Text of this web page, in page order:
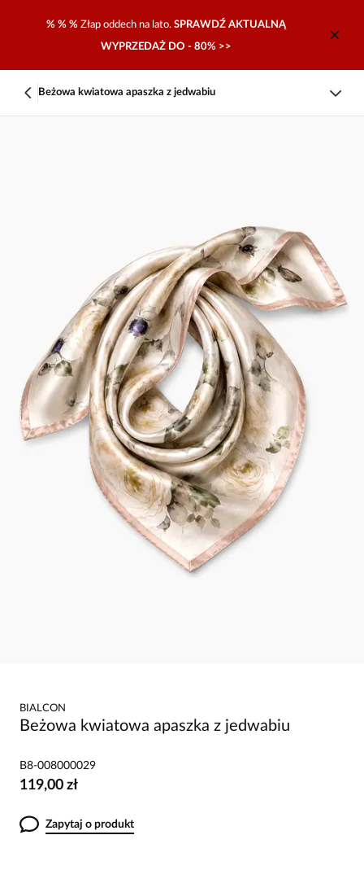
% % % Złap oddech na lato. SPRAWDŹ AKTUALNĄ
WYPRZEDAŻ DO - 80% >>
Beżowa kwiatowa apaszka z jedwabiu
BIALCON
Beżowa kwiatowa apaszka z jedwabiu
B8-008000029
119,00 zł
Zapytaj o produkt